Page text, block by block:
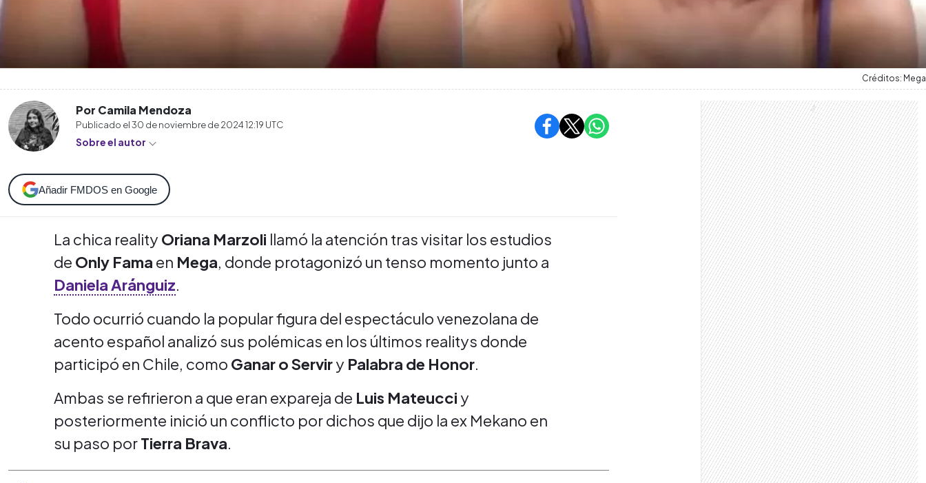
Créditos: Mega
Por Camila Mendoza
Publicado el30 de noviembre de 2024 12:19 UTC
Sobre el autor
Añadir FMDOS en Google
La chica reality Oriana Marzoli llamó la atención tras visitar los estudios
de Only Fama en Mega, donde protagonizó un tenso momento junto a
Daniela Aránguiz.
Todo ocurrió cuando la popular figura del espectáculo venezolana de
acento español analizó sus polémicas en los últimos realitys donde
participó en Chile, como Ganar o Serviry Palabra de Honor.
Ambas se refirieron a que eran expareja de Luis Mateucci y
posteriormente inició un conflicto por dichos que dijo la ex Mekano en
su paso porTierra Brava.